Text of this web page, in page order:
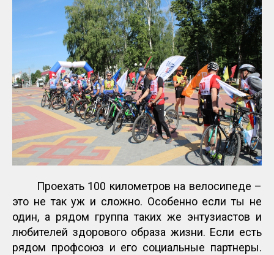
Проехать 100 километров на велосипеде –
это не так уж и сложно. Особенно если ты не
один, а рядом группа таких же энтузиастов и
любителей здорового образа жизни. Если есть
рядом профсоюз и его социальные партнеры.